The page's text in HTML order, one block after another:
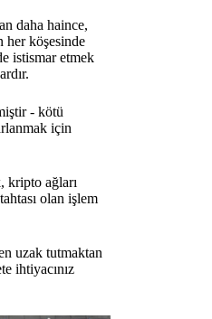
daha haince,
köşesinde
istismar etmek
- kötü
için
kripto ağları
olan işlem
uzak tutmaktan
ihtiyacınız